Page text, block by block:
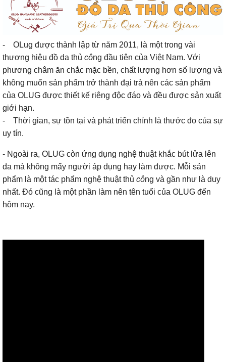
- OLug được thành lập từ năm 2011, là một trong vài
thương hiệu đồ da thủ công đầu tiên của Việt Nam. Với
phương châm ăn chắc mặc bền, chất lượng hơn số lượng và
không muốn sản phẩm trở thành đại trà nên các sản phẩm
của OLUG được thiết kế riêng độc đáo và đều được sản xuất
giới hạn.
- Thời gian, sự tồn tại và phát triển chính là thước đo của sự
uy tín.
- Ngoài ra, OLUG còn ứng dụng nghệ thuật khắc bút lửa lên
da mà không mấy người áp dụng hay làm được. Mỗi sản
phẩm là một tác phẩm nghệ thuật thủ công và gần như là duy
nhất. Đó cũng là một phần làm nên tên tuổi của OLUG đến
hôm nay.